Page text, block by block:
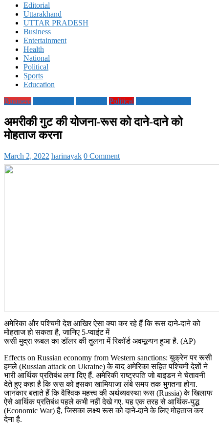
Editorial
Uttarakhand
UTTAR PRADESH
Business
Entertainment
Health
National
Political
Sports
Education
Business
Political
अमरीकी गुट की योजना-रूस को दाने-दाने को
मोहताज करना
March 2, 2022 harinayak 0 Comment
अमेरिका और पश्चिमी देश आखिर ऐसा क्या कर रहे हैं कि रूस दाने-दाने को
मोहताज हो सकता है, जानिए 5-प्वाइंट में
रूसी मुद्रा रूबल का डॉलर की तुलना में रिकॉर्ड अवमूल्यन हुआ है. (AP)
Effects on Russian economy from Western sanctions: यूक्रेन पर रूसी
हमले (Russian attack on Ukraine) के बाद अमेरिका सहित पश्चिमी देशों ने
भारी आर्थिक प्रतिबंध लगा दिए हैं. अमेरिकी राष्ट्रपति जो बाइडन ने चेतावनी
देते हुए कहा है कि रूस को इसका खामियाजा लंबे समय तक भुगतना होगा.
जानकार बताते हैं कि वैश्विक महत्त्व की अर्थव्यवस्था रूस (Russia) के खिलाफ
ऐसे आर्थिक प्रतिबंध पहले कभी नहीं देखे गए. यह एक तरह से आर्थिक-युद्ध
(Economic War) है, जिसका लक्ष्य रूस को दाने-दाने के लिए मोहताज कर
देना है.